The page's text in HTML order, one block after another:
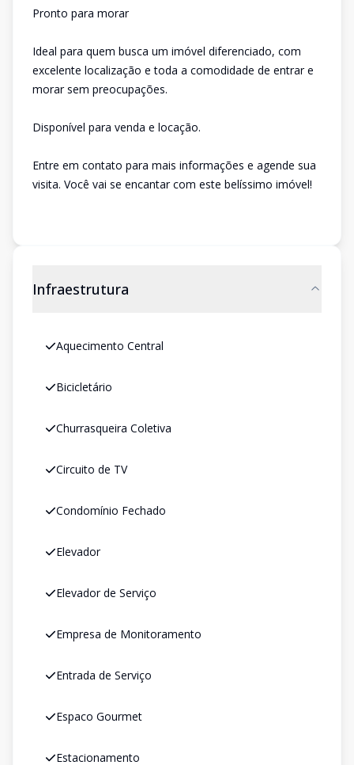
Pronto para morar
Ideal para quem busca um imóvel diferenciado, com
excelente localização e toda a comodidade de entrar e
morar sem preocupações.
Disponível para venda e locação.
Entre em contato para mais informações e agende sua
visita. Você vai se encantar com este belíssimo imóvel!
Infraestrutura
Aquecimento Central
Bicicletário
Churrasqueira Coletiva
Circuito de TV
Condomínio Fechado
Elevador
Elevador de Serviço
Empresa de Monitoramento
Entrada de Serviço
Espaco Gourmet
Estacionamento